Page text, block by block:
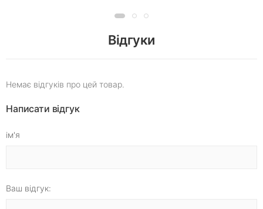
Відгуки
Немає відгуків про цей товар.
Написати відгук
ім'я
Ваш відгук: